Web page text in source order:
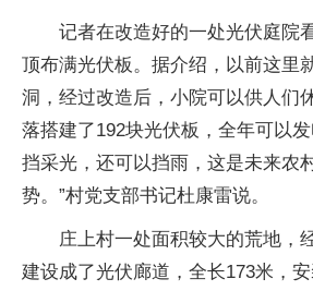
记者在改造好的一处光伏庭院
顶布满光伏板。据介绍，以前这里
洞，经过改造后，小院可以供人们
落搭建了192块光伏板，全年可以发
挡采光，还可以挡雨，这是未来农
势。”村党支部书记杜康雷说。
庄上村一处面积较大的荒地，
建设成了光伏廊道，全长173米，